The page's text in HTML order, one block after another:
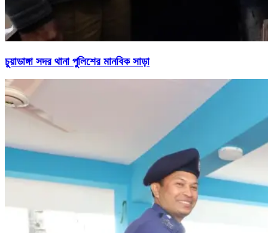
চুয়াডাঙ্গা সদর থানা পুলিশের মানবিক সাড়া